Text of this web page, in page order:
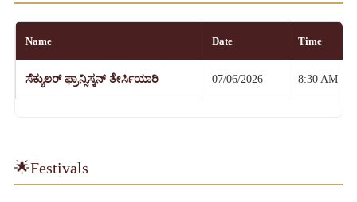
Name Date Time
ಸೆಕ್ಯುಲರ್ ಫ್ರಾನ್ಸಿಸ್ಕನ್ ತೇರ್ಸಿಯಾರಿ 07/06/2026 8:30 AM
🌟Festivals